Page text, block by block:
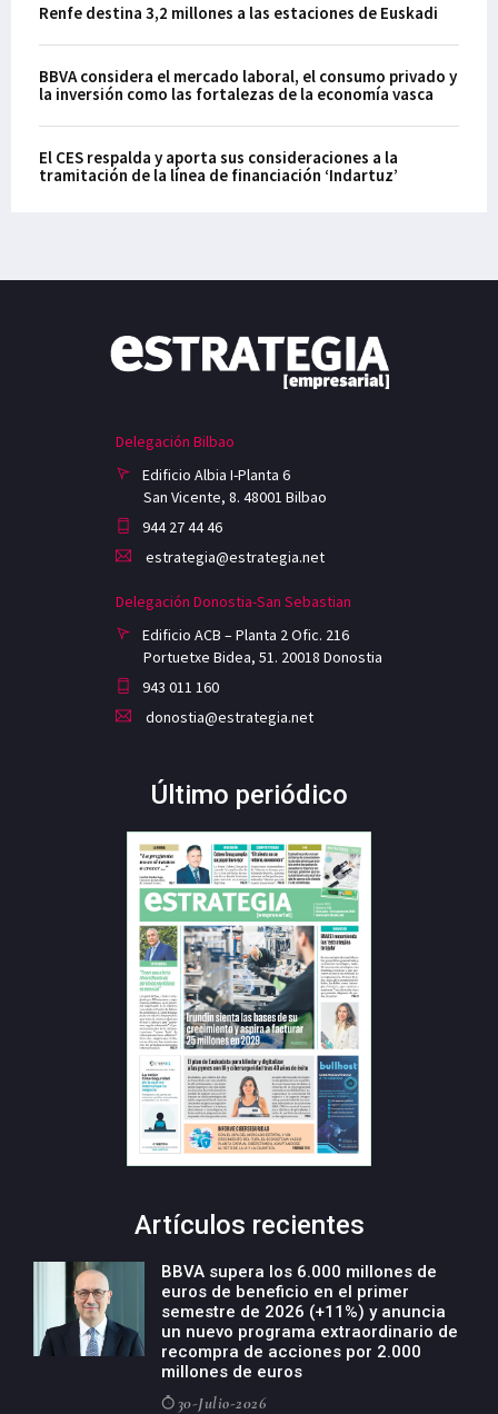
Renfe destina 3,2 millones a las estaciones de Euskadi
BBVA considera el mercado laboral, el consumo privado y
la inversión como las fortalezas de la economía vasca
El CES respalda y aporta sus consideraciones a la
tramitación de la línea de financiación ‘Indartuz’
Delegación Bilbao
Edificio Albia I-Planta 6
San Vicente, 8. 48001 Bilbao
944 27 44 46
estrategia@estrategia.net
Delegación Donostia-San Sebastian
Edificio ACB – Planta 2 Ofic. 216
Portuetxe Bidea, 51. 20018 Donostia
943 011 160
donostia@estrategia.net
Último periódico
Artículos recientes
BBVA supera los 6.000 millones de
euros de beneficio en el primer
semestre de 2026 (+11%) y anuncia
un nuevo programa extraordinario de
recompra de acciones por 2.000
millones de euros
30-Julio-2026